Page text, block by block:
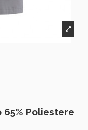
65% Poliestere